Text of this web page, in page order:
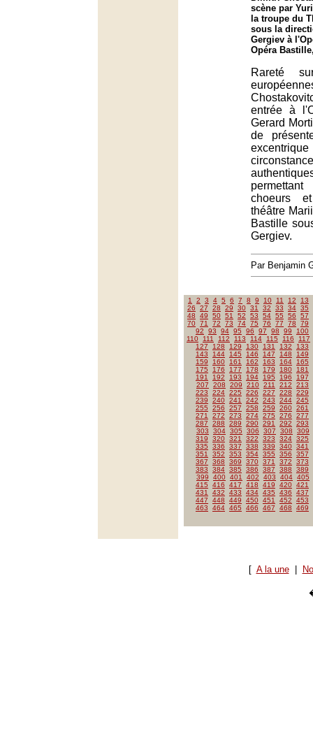
scène par
la troupe du
sous la
Gergiev à
Opéra
Rareté
entrée à
Gerard
de
choeurs
théâtre
Bastille
Gergiev.
Par Benjamin
1 2 3 4 5 6 7 8 9 10 11 12
13
26
27 28 29 30 31 32 33 34 35
48
49 50 51 52 53 54 55 56
57
70 71 72 73 74 75 76 77 78
79
92
93 94 95 96 97 98 99
100
110
111 112 113 114 115 116
117
127
128 129 130 131 132
133
143
144 145 146 147 148
149
159
160 161 162 163 164
165
175
176 177 178 179 180
181
191
192 193 194 195 196
197
207
208 209 210 211 212
213
223
224 225 226 227 228
229
239
240 241 242 243 244 245
255
256 257 258 259 260 261
271
272 273 274 275 276
277
287
288 289 290 291 292
293
303
304 305 306 307 308
309
319
320 321 322 323 324 325
335
336 337 338 339 340 341
351
352 353 354 355 356
357
367
368 369 370 371 372
373
383
384 385 386 387 388
389
399
400 401 402 403 404 405
415
416 417 418 419 420 421
431
432 433 434 435 436
437
447
448 449 450 451 452
453
463
464 465 466 467 468 469
[ A la une|